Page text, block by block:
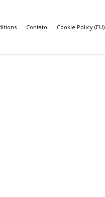
Contato Cookie Policy (EU)